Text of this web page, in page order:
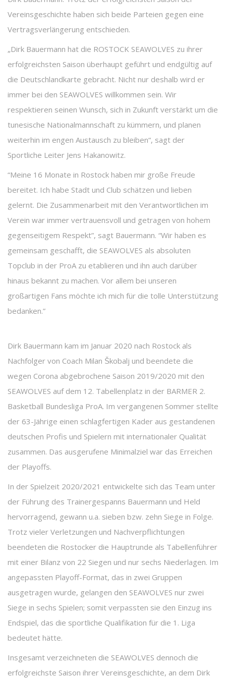
Vereinsgeschichte haben sich beide Parteien gegen eine
Vertragsverlängerung entschieden.
„Dirk Bauermann hat die ROSTOCK SEAWOLVES zu ihrer
erfolgreichsten Saison überhaupt geführt und endgültig auf
die Deutschlandkarte gebracht. Nicht nur deshalb wird er
immer bei den SEAWOLVES willkommen sein. Wir
respektieren seinen Wunsch, sich in Zukunft verstärkt um die
tunesische Nationalmannschaft zu kümmern, und planen
weiterhin im engen Austausch zu bleiben“, sagt der
Sportliche Leiter Jens Hakanowitz.
“Meine 16 Monate in Rostock haben mir große Freude
bereitet. Ich habe Stadt und Club schätzen und lieben
gelernt. Die Zusammenarbeit mit den Verantwortlichen im
Verein war immer vertrauensvoll und getragen von hohem
gegenseitigem Respekt”, sagt Bauermann. “Wir haben es
gemeinsam geschafft, die SEAWOLVES als absoluten
Topclub in der ProA zu etablieren und ihn auch darüber
hinaus bekannt zu machen. Vor allem bei unseren
großartigen Fans möchte ich mich für die tolle Unterstützung
bedanken.”
Dirk Bauermann kam im Januar 2020 nach Rostock als
Nachfolger von Coach Milan Škobalj und beendete die
wegen Corona abgebrochene Saison 2019/2020 mit den
SEAWOLVES auf dem 12. Tabellenplatz in der BARMER 2.
Basketball Bundesliga ProA. Im vergangenen Sommer stellte
der 63-Jährige einen schlagfertigen Kader aus gestandenen
deutschen Profis und Spielern mit internationaler Qualität
zusammen. Das ausgerufene Minimalziel war das Erreichen
der Playoffs.
In der Spielzeit 2020/2021 entwickelte sich das Team unter
der Führung des Trainergespanns Bauermann und Held
hervorragend, gewann u.a. sieben bzw. zehn Siege in Folge.
Trotz vieler Verletzungen und Nachverpflichtungen
beendeten die Rostocker die Hauptrunde als Tabellenführer
mit einer Bilanz von 22 Siegen und nur sechs Niederlagen. Im
angepassten Playoff-Format, das in zwei Gruppen
ausgetragen wurde, gelangen den SEAWOLVES nur zwei
Siege in sechs Spielen; somit verpassten sie den Einzug ins
Endspiel, das die sportliche Qualifikation für die 1. Liga
bedeutet hätte.
Insgesamt verzeichneten die SEAWOLVES dennoch die
erfolgreichste Saison ihrer Vereinsgeschichte, an dem Dirk